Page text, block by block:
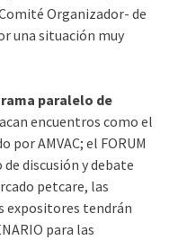
Organizador- de
una situación muy
paralelo de
encuentros como el
por AMVAC; el FORUM
discusión y debate
petcare, las
expositores tendrán
para las